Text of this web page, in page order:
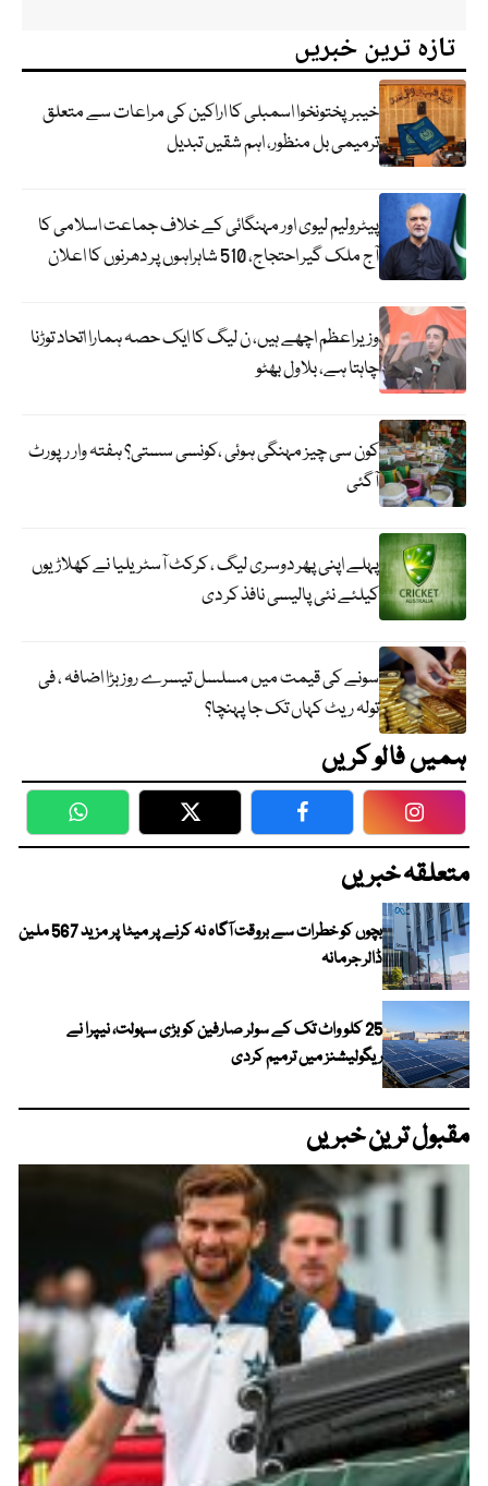
تازہ ترین خبریں
خیبرپختونخوا اسمبلی کا اراکین کی مراعات سے متعلق
ترمیمی بل منظور، اہم شقیں تبدیل
پیٹرولیم لیوی اور مہنگائی کے خلاف جماعت اسلامی کا
آج ملک گیر احتجاج، 510 شاہراہوں پر دھرنوں کا اعلان
وزیراعظم اچھے ہیں، ن لیگ کا ایک حصہ ہمارا اتحاد توڑنا
چاہتا ہے، بلاول بھٹو
کون سی چیز مہنگی ہوئی ،کونسی سستی؟ ہفتہ وار رپورٹ
آگئی
پہلے اپنی پھر دوسری لیگ ، کرکٹ آسٹریلیا نے کھلاڑیوں
کیلئے نئی پالیسی نافذ کر دی
سونے کی قیمت میں مسلسل تیسرے روز بڑا اضافہ ، فی
تولہ ریٹ کہاں تک جا پہنچا؟
ہمیں فالو کریں
WhatsApp Twitter Facebook
متعلقہ خبریں
بچوں کو خطرات سے بروقت آگاہ نہ کرنے پر میٹا پر مزید 567 ملین
ڈالر جرمانہ
25 کلو واٹ تک کے سولر صارفین کو بڑی سہولت، نیپرا نے
ریگولیشنز میں ترمیم کردی
مقبول ترین خبریں